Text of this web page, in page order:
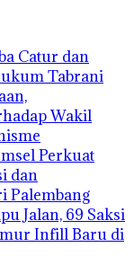
Catur dan
Tabrani
Wakil
Perkuat
dan
Palembang
Jalan, 69 Saksi
Infill Baru di